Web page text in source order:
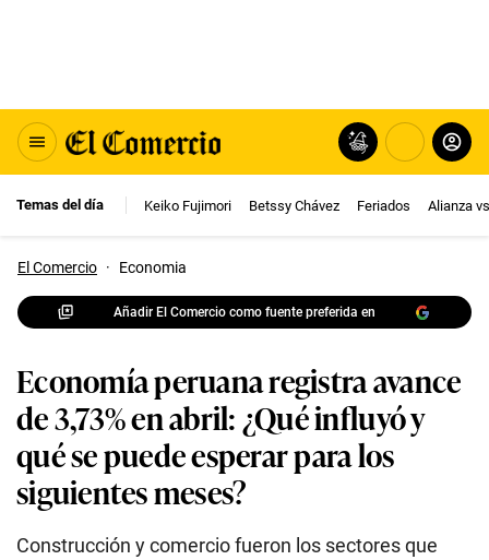
Temas del día Keiko Fujimori Betssy Chávez Feriados Alianza
El Comercio · Economia
Añadir El Comercio como fuente preferida en
Economía peruana registra avance
de 3,73% en abril: ¿Qué influyó y
qué se puede esperar para los
siguientes meses?
Construcción y comercio fueron los sectores que